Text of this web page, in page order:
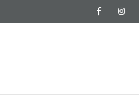
Panneau de gestion des